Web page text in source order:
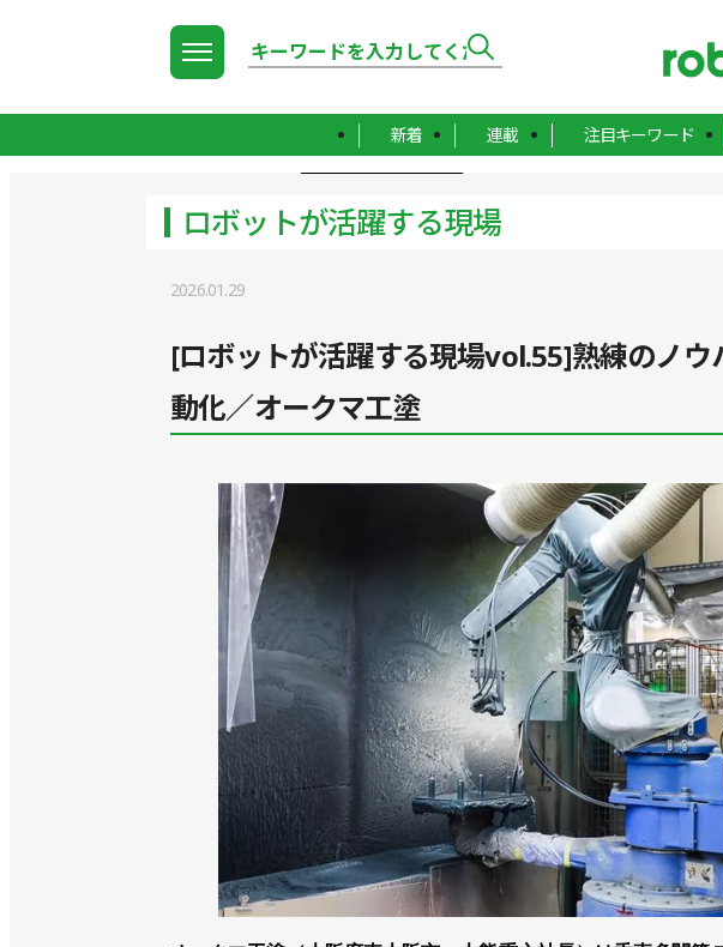
新着 連載 注目キーワード
ロボットが活躍する現場
2026.01.29
[ロボットが活躍する現場vol.55]熟練のノウ
動化／オークマ工塗